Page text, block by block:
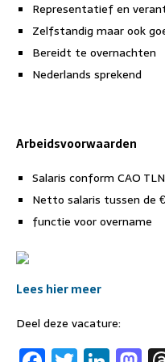
Representatief en
Zelfstandig maar ook
Bereidt te overnachten
Nederlands sprekend
Arbeidsvoorwaarden
Salaris conform CAO TLN
Netto salaris tussen de
functie voor overname
Lees hier meer
Deel deze vacature: